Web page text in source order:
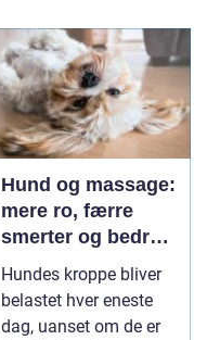
Hund og massage:
mere ro, færre
smerter og bedre
bevægelse
Hundes kroppe bliver
belastet hver eneste
dag, uanset om de er